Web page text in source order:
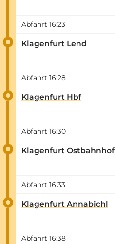
Abfahrt 16:23
Klagenfurt Lend
Abfahrt 16:28
Klagenfurt Hbf
Abfahrt 16:30
Klagenfurt Ostbahnhof
Abfahrt 16:33
Klagenfurt Annabichl
Abfahrt 16:38